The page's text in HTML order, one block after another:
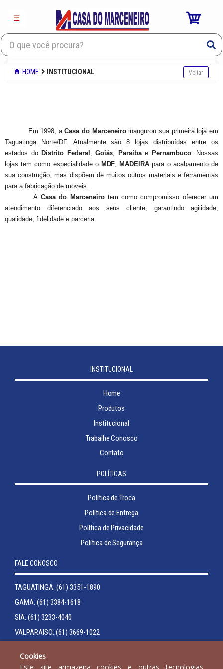
☰
Mdf
Ferragens
Ferramentas
Produtos quimicos
Login
HOME INSTITUCIONAL
Em 1998, aCasa do Marceneiroinaugurou sua primeira loja em
Taguatinga Norte/DF. Atualmente são 8 lojas distribuídas entre os
estados do Distrito Federal , Goiás, Paraíbae Pernambuco. Nossas
lojas tem como especialidade o MDF, MADEIRA para o acabamento de
sua construção, mas dispõem de muitos outros materiais e ferramentas
para a fabricação de moveis.
A Casa do Marceneirotem como compromisso oferecer um
atendimento diferenciado aos seus cliente, garantindo agilidade,
qualidade, fidelidade e parceria.
INSTITUCIONAL
Home
Produtos
Institucional
Trabalhe Conosco
Contato
POLÍTICAS
Política de Troca
Política de Entrega
Política de Privacidade
Política de Segurança
FALE CONOSCO
TAGUATINGA: (61) 3351-1890
GAMA: (61) 3384-1618
SIA: (61) 3233-4040
VALPARAISO: (61) 3669-1022
Cookies
Este site armazena cookies e outras tecnologias